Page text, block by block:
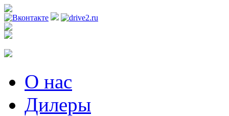
О нас
Дилеры